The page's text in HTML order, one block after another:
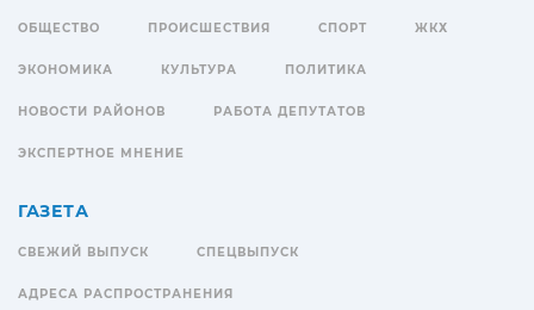
ОБЩЕСТВО ПРОИСШЕСТВИЯ СПОРТ ЖКХ
ЭКОНОМИКА КУЛЬТУРА ПОЛИТИКА
НОВОСТИ РАЙОНОВ РАБОТА ДЕПУТАТОВ
ЭКСПЕРТНОЕ МНЕНИЕ
ГАЗЕТА
СВЕЖИЙ ВЫПУСК СПЕЦВЫПУСК
АДРЕСА РАСПРОСТРАНЕНИЯ